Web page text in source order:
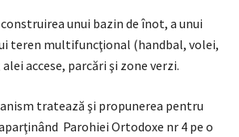
unui bazin de înot, a unui
teren multifuncţional (handbal, volei,
accese, parcări şi zone verzi.
tratează şi propunerea pentru
Parohiei Ortodoxe nr 4 pe o